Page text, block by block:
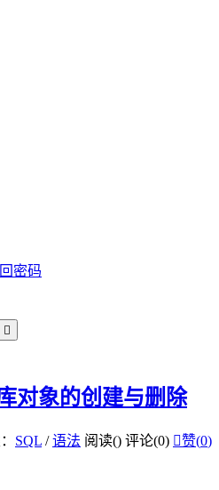
密码

对象的创建与删除
SQL /语法 阅读() 评论(0) 赞(0)